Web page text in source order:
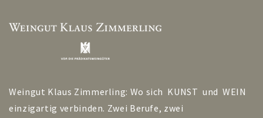
Weingut Klaus Zimmerling: Wo sich KUNST und WEIN
einzigartig verbinden. Zwei Berufe, zwei